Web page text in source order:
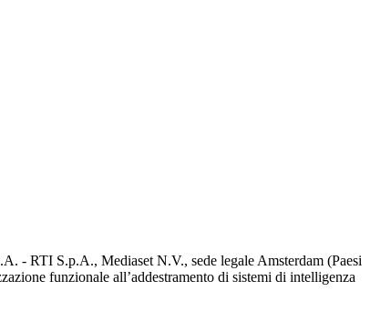
- RTI S.p.A., Mediaset N.V., sede legale Amsterdam (Paesi
funzionale all’addestramento di sistemi di intelligenza